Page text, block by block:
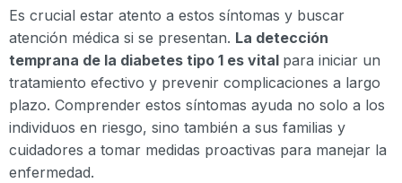
Es crucial estar atento a estos síntomas y buscar
atención médica si se presentan. La detección
temprana de la diabetes tipo 1 es vital para iniciar un
tratamiento efectivo y prevenir complicaciones a largo
plazo. Comprender estos síntomas ayuda no solo a los
individuos en riesgo, sino también a sus familias y
cuidadores a tomar medidas proactivas para manejar la
enfermedad.